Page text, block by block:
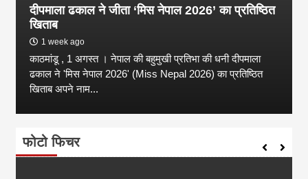
दीपमाला ढकाल ने जीता ‘मिस नेपाल 2026’ का प्रतिष्ठित
खिताब
1 week ago
काठमांडू , 1 अगस्त । नेपाल की बहुमुखी प्रतिभा की धनी दीपमाला
ढकाल ने 'मिस नेपाल 2026' (Miss Nepal 2026) का प्रतिष्ठित
खिताब अपने नाम...
फोटो फिचर